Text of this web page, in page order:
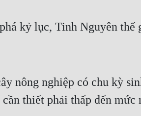
kỷ lục, Tinh Nguyên
nông nghiệp có chu kỳ
thiết phải thấp đến mức